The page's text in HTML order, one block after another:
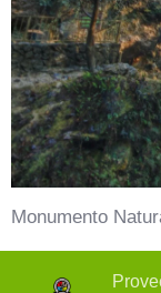
Monumento